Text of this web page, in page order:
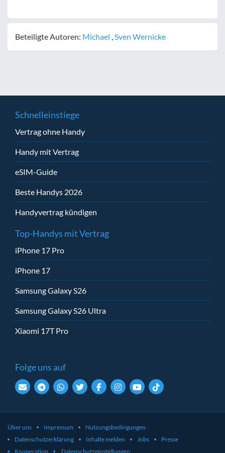
Beteiligte Autoren: Michael ,Sven Wernicke
Schnelleinstiege
Vertrag ohne Handy
Handy mit Vertrag
eSIM-Guide
Beste Handys 2026
Handyvertrag kündigen
Top-Handys mit Vertrag
iPhone 17 Pro
iPhone 17
Samsung Galaxy S26
Samsung Galaxy S26 Ultra
Xiaomi 17T Pro
Folge uns auf
Über uns Impressum
Nutzungsbedingungen
Datenschutzerklärung
Inhalte melden Jobs
Presse
Kooperation
Datenschutzeinstellungen